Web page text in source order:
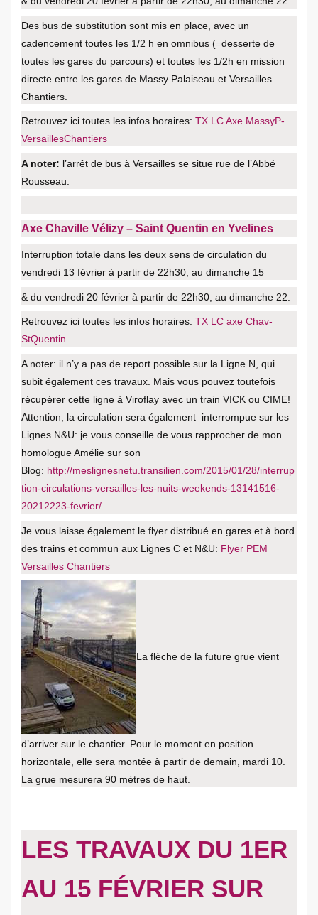
Des bus de substitution sont mis en place, avec un
cadencement toutes les 1/2 h en omnibus (=desserte de
toutes les gares du parcours) et toutes les 1/2h en mission
directe entre les gares de Massy Palaiseau et Versailles
Chantiers.
Retrouvez ici toutes les infos horaires: TX LC Axe MassyP-
VersaillesChantiers
A noter: l’arrêt de bus à Versailles se situe rue de l’Abbé
Rousseau.
Axe Chaville Vélizy – Saint Quentin en Yvelines
Interruption totale dans les deux sens de circulation du
vendredi 13 février à partir de 22h30, au dimanche 15
& du vendredi 20 février à partir de 22h30, au dimanche 22.
Retrouvez ici toutes les infos horaires: TX LC axe Chav-
StQuentin
A noter: il n’y a pas de report possible sur la Ligne N, qui
subit également ces travaux. Mais vous pouvez toutefois
récupérer cette ligne à Viroflay avec un train VICK ou CIME!
Attention, la circulation sera également interrompue sur les
Lignes N&U: je vous conseille de vous rapprocher de mon
homologue Amélie sur son
Blog: http://meslignesnetu.transilien.com/2015/01/28/interrup
tion-circulations-versailles-les-nuits-weekends-13141516-
20212223-fevrier/
Je vous laisse également le flyer distribué en gares et à bord
des trains et commun aux Lignes C et N&U: Flyer PEM
Versailles Chantiers
La flèche de la future grue vient
d’arriver sur le chantier. Pour le moment en position
horizontale, elle sera montée à partir de demain, mardi 10.
La grue mesurera 90 mètres de haut.
LES TRAVAUX DU 1ER
AU 15 FÉVRIER SUR